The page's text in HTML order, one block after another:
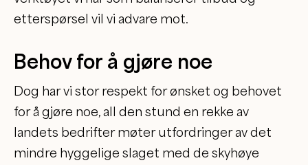
etterspørsel vil vi advare mot.
Behov for å gjøre noe
Dog har vi stor respekt for ønsket og behovet
for å gjøre noe, all den stund en rekke av
landets bedrifter møter utfordringer av det
mindre hyggelige slaget med de skyhøye